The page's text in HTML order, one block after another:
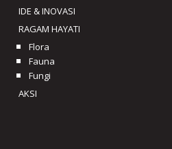
IDE & INOVASI
RAGAM HAYATI
Flora
Fauna
Fungi
AKSI